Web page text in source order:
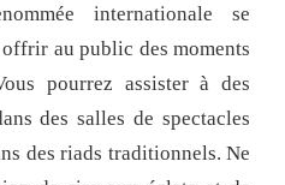
internationale se
au public des moments
pourrez assister à des
des salles de spectacles
des riads traditionnels. Ne